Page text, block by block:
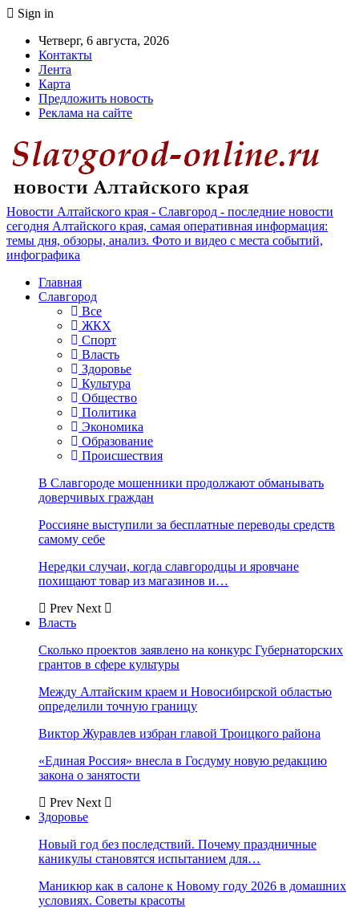
Sign in
Четверг, 6 августа, 2026
Контакты
Лента
Карта
Предложить новость
Реклама на сайте
Новости Алтайского края - Славгород - последние новости
сегодня Алтайского края, самая оперативная информация:
темы дня, обзоры, анализ. Фото и видео с места событий,
инфографика
Главная
Славгород
Все
ЖКХ
Спорт
Власть
Здоровье
Культура
Общество
Политика
Экономика
Образование
Происшествия
В Славгороде мошенники продолжают обманывать
доверчивых граждан
Россияне выступили за бесплатные переводы средств
самому себе
Нередки случаи, когда славгородцы и яровчане
похищают товар из магазинов и…
Prev Next
Власть
Сколько проектов заявлено на конкурс Губернаторских
грантов в сфере культуры
Между Алтайским краем и Новосибирской областью
определили точную границу
Виктор Журавлев избран главой Троицкого района
«Единая Россия» внесла в Госдуму новую редакцию
закона о занятости
Prev Next
Здоровье
Новый год без последствий. Почему праздничные
каникулы становятся испытанием для…
Маникюр как в салоне к Новому году 2026 в домашних
условиях. Советы красоты